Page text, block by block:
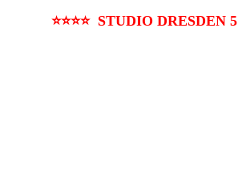
⭐⭐⭐⭐ STUDIO DRESDEN 5